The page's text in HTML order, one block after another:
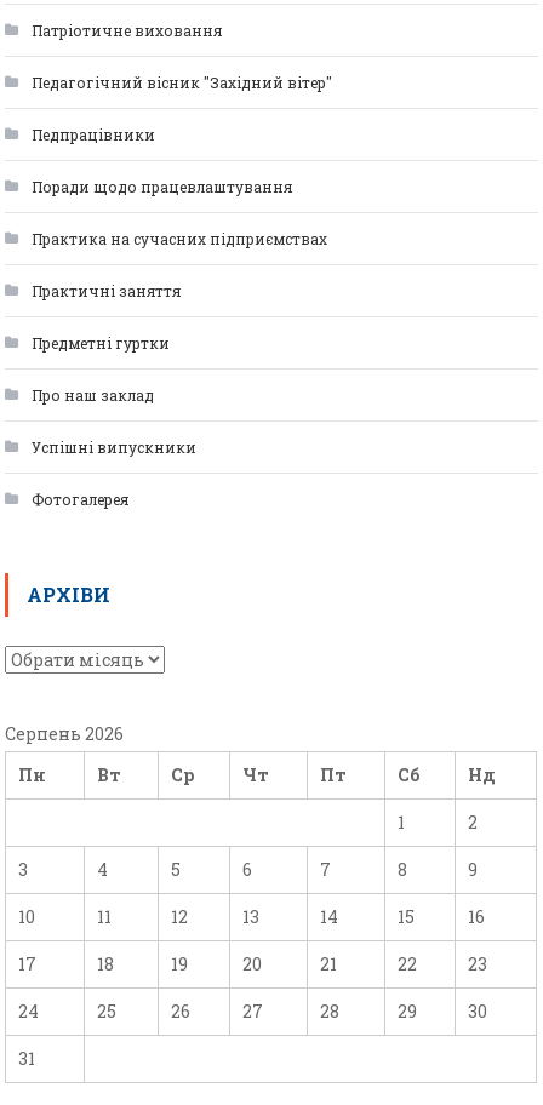
Патріотичне виховання
Педагогічний вісник "Західний вітер"
Педпрацівники
Поради щодо працевлаштування
Практика на сучасних підприємствах
Практичні заняття
Предметні гуртки
Про наш заклад
Успішні випускники
Фотогалерея
АРХІВИ
Серпень 2026
Пн
Вт Ср Чт Пт Сб Нд
1 2
3 4 5 6 7 8 9
10 11 12 13 14 15 16
17 18 19 20 21 22 23
24 25 26 27 28 29 30
31